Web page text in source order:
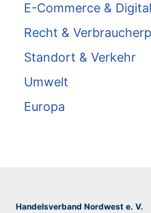
E-Commerce &
Recht &
Standort & Verkehr
Umwelt
Europa
Handelsverband Nordwest e. V.